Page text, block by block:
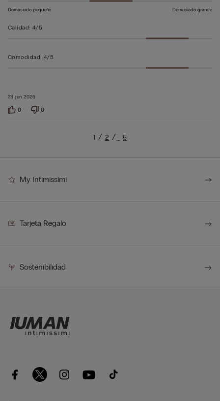
23 jun 2026
Demasiado pequeño Demasiado grande
Calidad: 4/5
Comodidad: 4/5
0 0
1 2 … 5
My Intimissimi
Tarjeta Regalo
Sostenibilidad